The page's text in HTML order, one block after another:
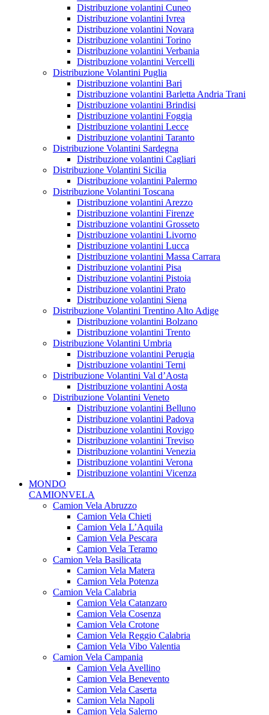
Distribuzione volantini Cuneo
Distribuzione volantini Ivrea
Distribuzione volantini Novara
Distribuzione volantini Torino
Distribuzione volantini Verbania
Distribuzione volantini Vercelli
Distribuzione Volantini Puglia
Distribuzione volantini Bari
Distribuzione volantini Barletta Andria Trani
Distribuzione volantini Brindisi
Distribuzione volantini Foggia
Distribuzione volantini Lecce
Distribuzione volantini Taranto
Distribuzione Volantini Sardegna
Distribuzione volantini Cagliari
Distribuzione Volantini Sicilia
Distribuzione volantini Palermo
Distribuzione Volantini Toscana
Distribuzione volantini Arezzo
Distribuzione volantini Firenze
Distribuzione volantini Grosseto
Distribuzione volantini Livorno
Distribuzione volantini Lucca
Distribuzione volantini Massa Carrara
Distribuzione volantini Pisa
Distribuzione volantini Pistoia
Distribuzione volantini Prato
Distribuzione volantini Siena
Distribuzione Volantini Trentino Alto Adige
Distribuzione volantini Bolzano
Distribuzione volantini Trento
Distribuzione Volantini Umbria
Distribuzione volantini Perugia
Distribuzione volantini Terni
Distribuzione Volantini Val d’Aosta
Distribuzione volantini Aosta
Distribuzione Volantini Veneto
Distribuzione volantini Belluno
Distribuzione volantini Padova
Distribuzione volantini Rovigo
Distribuzione volantini Treviso
Distribuzione volantini Venezia
Distribuzione volantini Verona
Distribuzione volantini Vicenza
MONDO
CAMIONVELA
Camion Vela Abruzzo
Camion Vela Chieti
Camion Vela L’Aquila
Camion Vela Pescara
Camion Vela Teramo
Camion Vela Basilicata
Camion Vela Matera
Camion Vela Potenza
Camion Vela Calabria
Camion Vela Catanzaro
Camion Vela Cosenza
Camion Vela Crotone
Camion Vela Reggio Calabria
Camion Vela Vibo Valentia
Camion Vela Campania
Camion Vela Avellino
Camion Vela Benevento
Camion Vela Caserta
Camion Vela Napoli
Camion Vela Salerno